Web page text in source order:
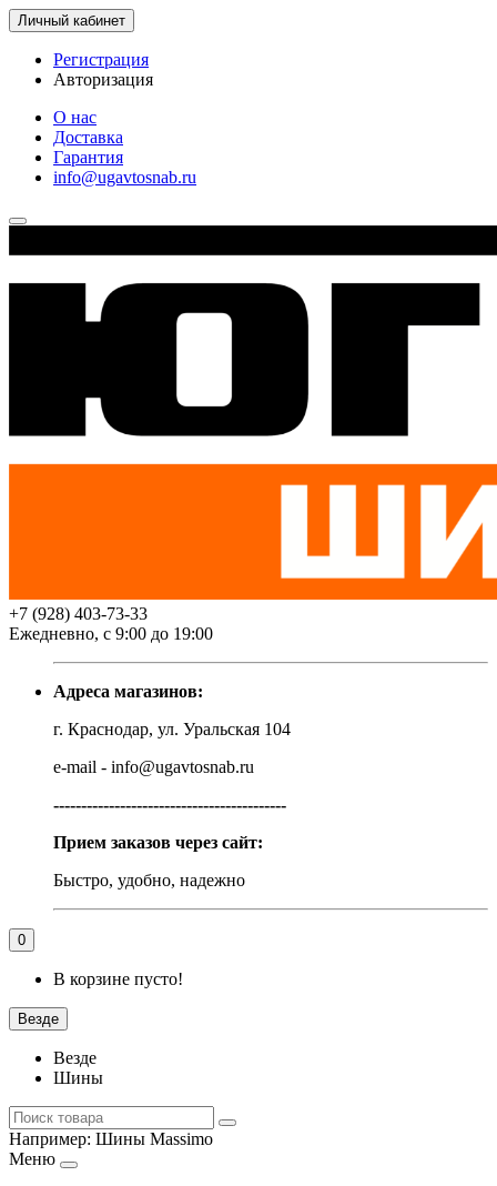
Личный кабинет
Регистрация
Авторизация
О нас
Доставка
Гарантия
info@ugavtosnab.ru
+7 (928) 403-73-33
Ежедневно, с 9:00 до 19:00
Адреса магазинов:
г. Краснодар, ул. Уральская 104
e-mail - info@ugavtosnab.ru
------------------------------------------
Прием заказов через сайт:
Быстро, удобно, надежно
0
В корзине пусто!
Везде
Везде
Шины
Например: Шины Massimo
Меню